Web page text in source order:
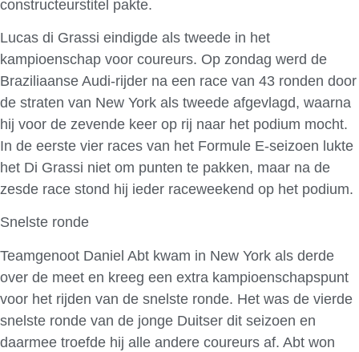
constructeurstitel pakte.
Lucas di Grassi eindigde als tweede in het
kampioenschap voor coureurs. Op zondag werd de
Braziliaanse Audi-rijder na een race van 43 ronden door
de straten van New York als tweede afgevlagd, waarna
hij voor de zevende keer op rij naar het podium mocht.
In de eerste vier races van het Formule E-seizoen lukte
het Di Grassi niet om punten te pakken, maar na de
zesde race stond hij ieder raceweekend op het podium.
Snelste ronde
Teamgenoot Daniel Abt kwam in New York als derde
over de meet en kreeg een extra kampioenschapspunt
voor het rijden van de snelste ronde. Het was de vierde
snelste ronde van de jonge Duitser dit seizoen en
daarmee troefde hij alle andere coureurs af. Abt won